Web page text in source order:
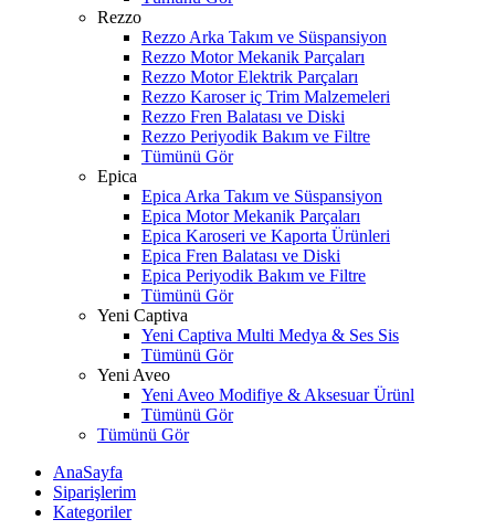
Rezzo
Rezzo Arka Takım ve Süspansiyon
Rezzo Motor Mekanik Parçaları
Rezzo Motor Elektrik Parçaları
Rezzo Karoser iç Trim Malzemeleri
Rezzo Fren Balatası ve Diski
Rezzo Periyodik Bakım ve Filtre
Tümünü Gör
Epica
Epica Arka Takım ve Süspansiyon
Epica Motor Mekanik Parçaları
Epica Karoseri ve Kaporta Ürünleri
Epica Fren Balatası ve Diski
Epica Periyodik Bakım ve Filtre
Tümünü Gör
Yeni Captiva
Yeni Captiva Multi Medya & Ses Sis
Tümünü Gör
Yeni Aveo
Yeni Aveo Modifiye & Aksesuar Ürünl
Tümünü Gör
Tümünü Gör
AnaSayfa
Siparişlerim
Kategoriler